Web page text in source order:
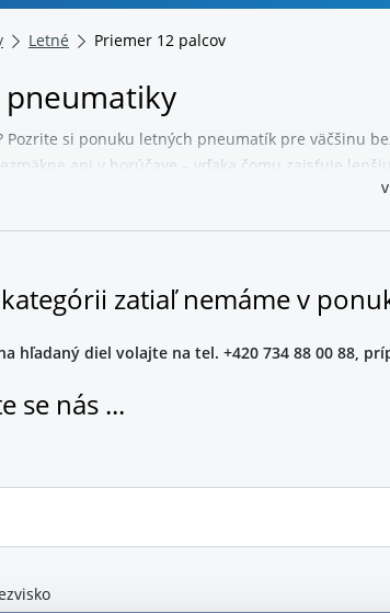
Letné Priemer 12 palcov
pneumatiky
Pozrite si ponuku letných pneumatík pre väčšinu
ani v horúčave – vďaka čomu zaisťuje
Zaobstaráte pneumatiky rôznych priemerov,
zatiaľ nemáme v
hľadaný diel volajte na tel. +420 734 88 00 88,
se nás ...